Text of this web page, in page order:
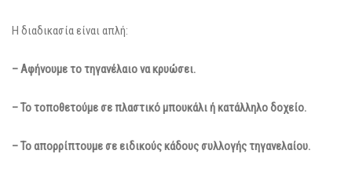
Η διαδικασία είναι απλή:
– Αφήνουμε το τηγανέλαιο να κρυώσει.
– Το τοποθετούμε σε πλαστικό μπουκάλι ή κατάλληλο δοχείο.
– Το απορρίπτουμε σε ειδικούς κάδους συλλογής τηγανελαίου.